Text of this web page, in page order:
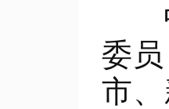
中
委
市